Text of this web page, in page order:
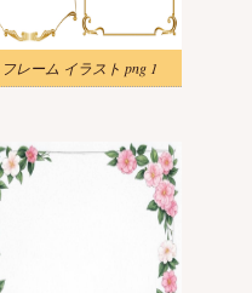
フレーム イラスト png 1